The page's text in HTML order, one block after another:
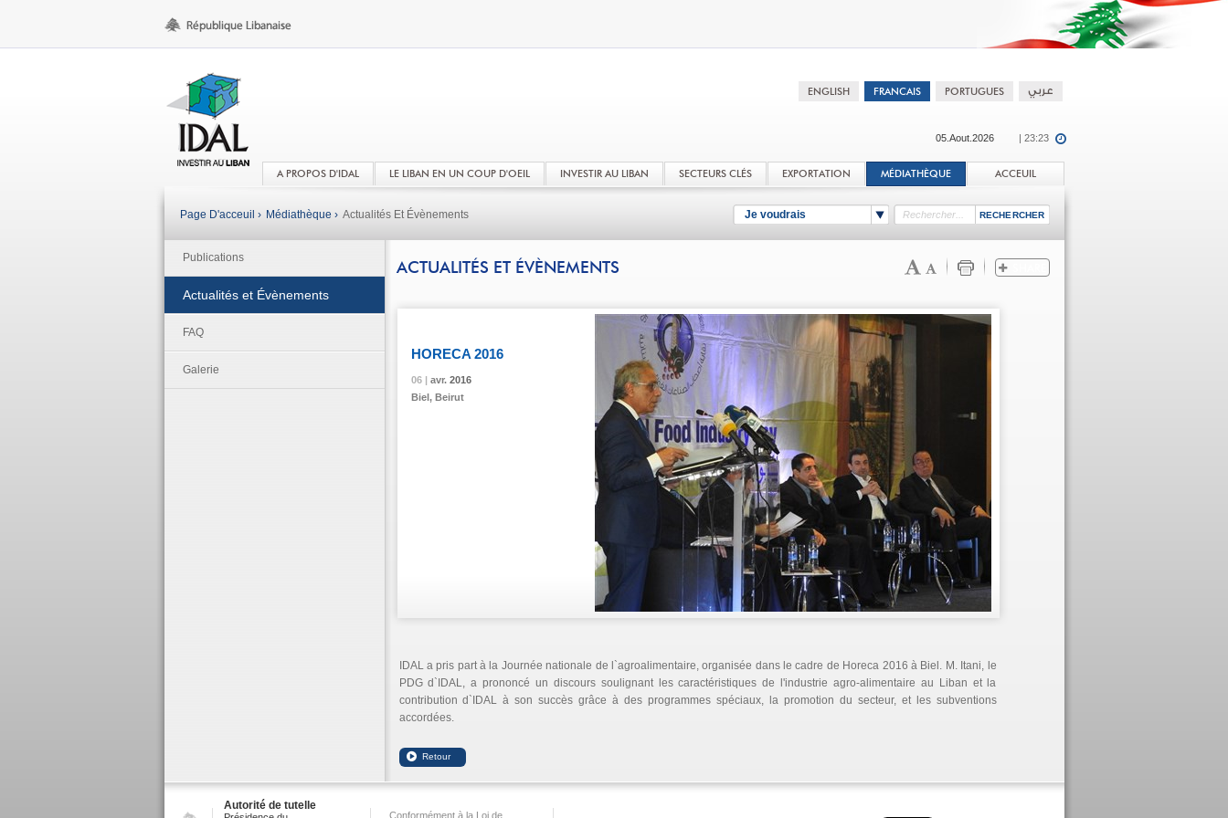
05.Aout.2026 | 23:23
A PROPOS D'IDAL LE LIBAN EN UN COUP D'OEIL INVESTIR AU LIBAN SECTEURS CLÉS EXPORTATION MÉDIATHÈQUE ACCEUIL
Je voudrais
Page D'acceuil › Médiathèque › Actualités Et Évènements
Publications
Actualités et Évènements
FAQ
Galerie
ACTUALITÉS ET ÉVÈNEMENTS
06 | avr.2016
HORECA 2016
06 | avr.2016
Biel, Beirut
06 | avr.2016
IDAL a pris part à la Journée nationale de l`agroalimentaire, organisée dans le cadre de Horeca 2016 à Biel. M. Itani, le
PDG d`IDAL, a prononcé un discours soulignant les caractéristiques de l'industrie agro-alimentaire au Liban et la
contribution d`IDAL à son succès grâce à des programmes spéciaux, la promotion du secteur, et les subventions
accordées.
Autorité de tutelle
Conformément à la Loi de